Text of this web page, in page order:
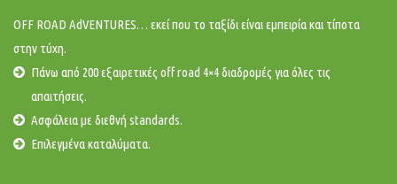
OFF ROAD AdVENTURES… εκεί που το ταξίδι είναι εμπειρία και τίποτα
στην τύχη.
Πάνω από 200 εξαιρετικές off road 4×4 διαδρομές για όλες τις
απαιτήσεις.
Ασφάλεια με διεθνή standards.
Επιλεγμένα καταλύματα.